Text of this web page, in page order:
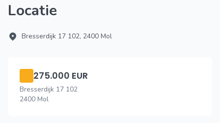
Locatie
Bresserdijk 17 102, 2400 Mol
275.000 EUR
Bresserdijk 17 102
2400 Mol